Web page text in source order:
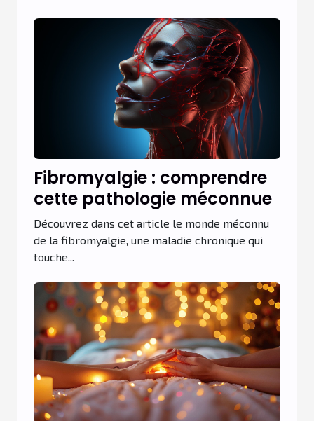
Fibromyalgie : comprendre
cette pathologie méconnue
Découvrez dans cet article le monde méconnu
de la fibromyalgie, une maladie chronique qui
touche...